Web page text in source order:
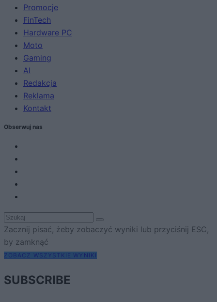
Promocje
FinTech
Hardware PC
Moto
Gaming
AI
Redakcja
Reklama
Kontakt
Obserwuj nas
Zacznij pisać, żeby zobaczyć wyniki lub przyciśnij ESC,
by zamknąć
ZOBACZ WSZYSTKIE WYNIKI
SUBSCRIBE